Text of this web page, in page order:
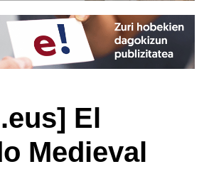
El
Medieval